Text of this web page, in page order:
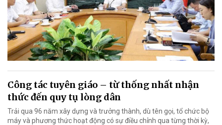
Công tác tuyên giáo – từ thống nhất nhận
thức đến quy tụ lòng dân
Trải qua 96 năm xây dựng và trưởng thành, dù tên gọi, tổ chức bộ
máy và phương thức hoạt động có sự điều chỉnh qua từng thời kỳ,